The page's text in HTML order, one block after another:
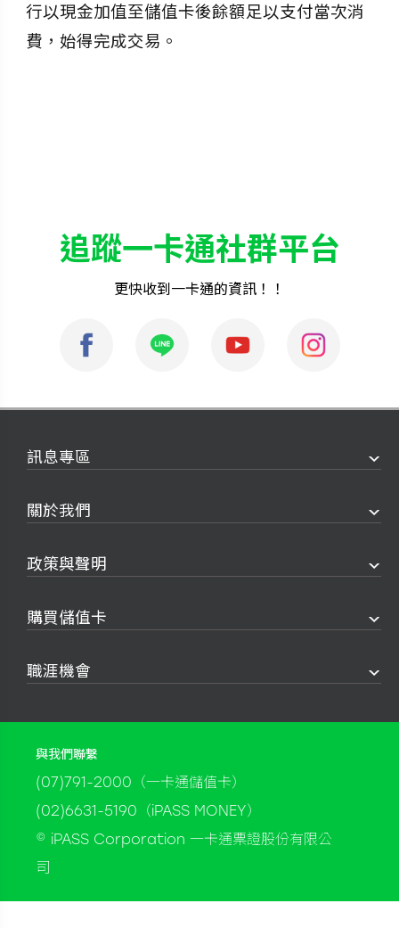
行以現金加值至儲值卡後餘額足以支付當次消
費，始得完成交易。
追蹤一卡通社群平台
更快收到一卡通的資訊！！
訊息專區
關於我們
政策與聲明
購買儲值卡
職涯機會
與我們聯繫
(07)791-2000（一卡通儲值卡）
(02)6631-5190（iPASS MONEY）
© iPASS Corporation 一卡通票證股份有限公
司